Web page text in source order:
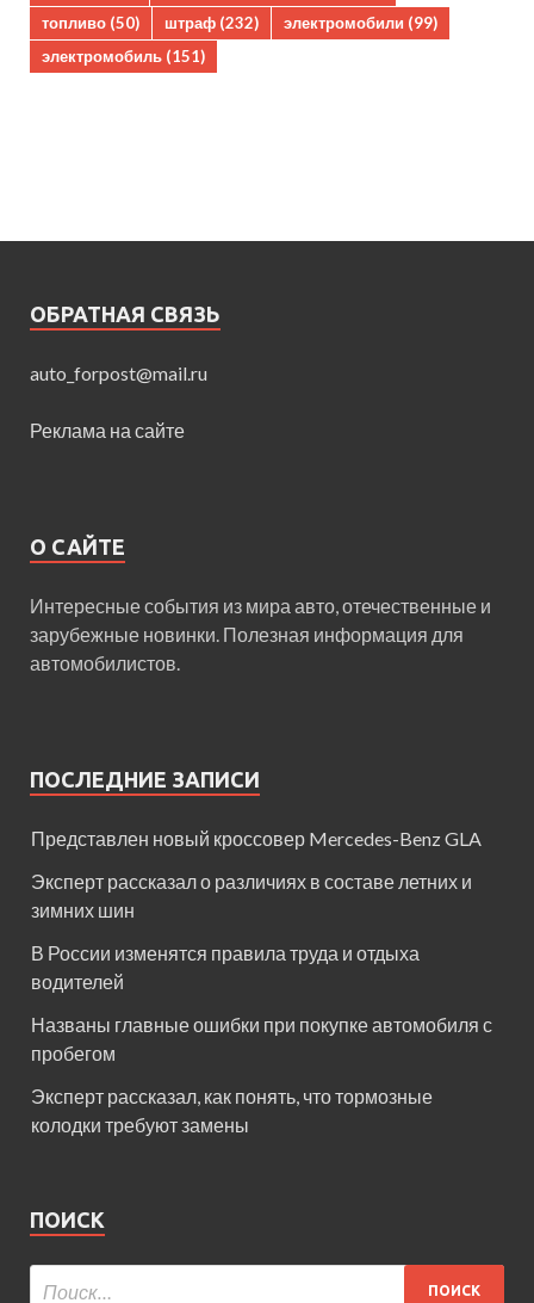
топливо (50) штраф (232) электромобили (99)
электромобиль (151)
ОБРАТНАЯ СВЯЗЬ
auto_forpost@mail.ru
Реклама на сайте
О САЙТЕ
Интересные события из мира авто, отечественные и
зарубежные новинки. Полезная информация для
автомобилистов.
ПОСЛЕДНИЕ ЗАПИСИ
Представлен новый кроссовер Mercedes-Benz GLA
Эксперт рассказал о различиях в составе летних и
зимних шин
В России изменятся правила труда и отдыха
водителей
Названы главные ошибки при покупке автомобиля с
пробегом
Эксперт рассказал, как понять, что тормозные
колодки требуют замены
ПОИСК